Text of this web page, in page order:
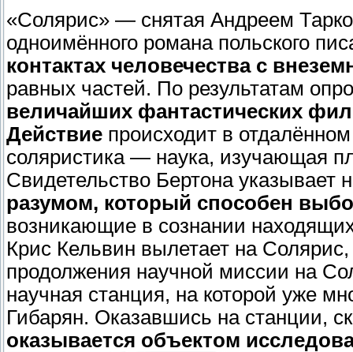
«Солярис» — снятая Андреем
одноимённого романа польского
контактах человечества с
равных частей. По результатам
величайших фантастических
Действие происходит в
соляристика — наука, изучающая
Свидетельство Бертона указывает
разумом, который способен
возникающие в сознании
Крис Кельвин вылетает на
продолжения научной миссии на
научная станция, на которой уже
Гибарян. Оказавшись на станции,
оказывается объектом